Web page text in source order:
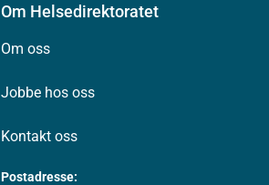
Om Helsedirektoratet
Om oss
Jobbe hos oss
Kontakt oss
Postadresse: